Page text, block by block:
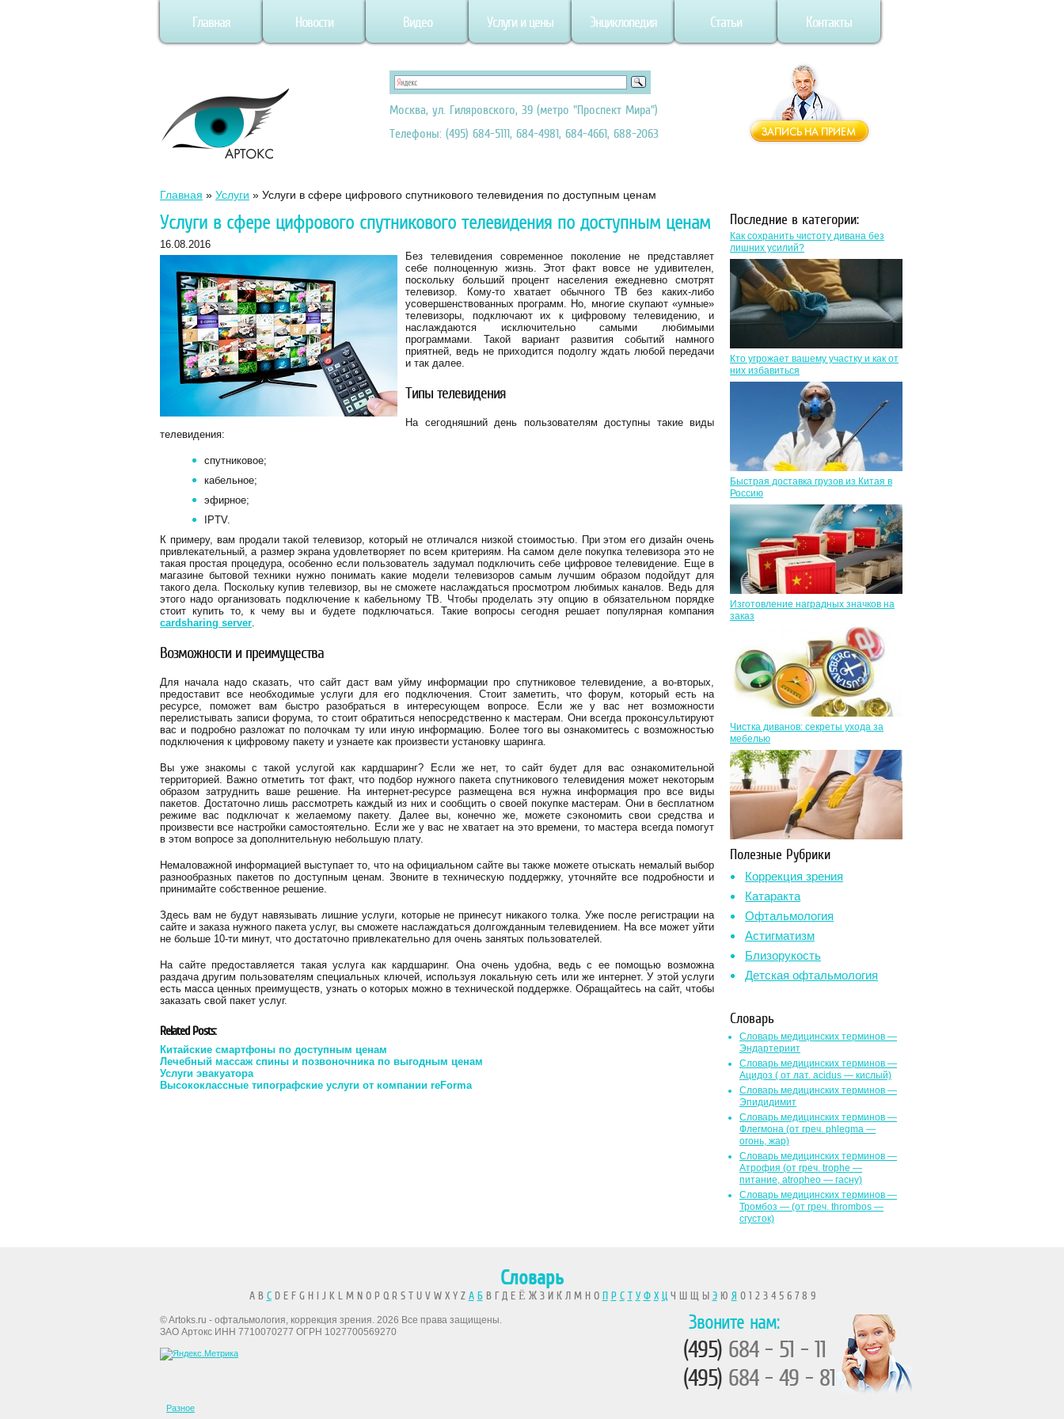
Главная Новости Видео Услуги и цены Энциклопедия Статьи Контакты
Москва, ул. Гиляровского, 39 (метро "Проспект Мира")
Телефоны: (495) 684-5111, 684-4981, 684-4661, 688-2063
Главная » Услуги » Услуги в сфере цифрового спутникового телевидения по доступным ценам
Услуги в сфере цифрового спутникового телевидения по доступным ценам
16.08.2016
Без телевидения современное поколение не представляет
себе полноценную жизнь. Этот факт вовсе не удивителен,
поскольку больший процент населения ежедневно смотрят
телевизор. Кому-то хватает обычного ТВ без каких-либо
усовершенствованных программ. Но, многие скупают «умные»
телевизоры, подключают их к цифровому телевидению, и
наслаждаются исключительно самыми любимыми
программами. Такой вариант развития событий намного
приятней, ведь не приходится подолгу ждать любой передачи
и так далее.
Типы телевидения
На сегодняшний день пользователям доступны такие виды
телевидения:
спутниковое;
кабельное;
эфирное;
IPTV.
К примеру, вам продали такой телевизор, который не отличался низкой стоимостью. При этом его дизайн очень
привлекательный, а размер экрана удовлетворяет по всем критериям. На самом деле покупка телевизора это не
такая простая процедура, особенно если пользователь задумал подключить себе цифровое телевидение. Еще в
магазине бытовой техники нужно понимать какие модели телевизоров самым лучшим образом подойдут для
такого дела. Поскольку купив телевизор, вы не сможете наслаждаться просмотром любимых каналов. Ведь для
этого надо организовать подключение к кабельному ТВ. Чтобы проделать эту опцию в обязательном порядке
стоит купить то, к чему вы и будете подключаться. Такие вопросы сегодня решает популярная компания
cardsharing server.
Возможности и преимущества
Для начала надо сказать, что сайт даст вам уйму информации про спутниковое телевидение, а во-вторых,
предоставит все необходимые услуги для его подключения. Стоит заметить, что форум, который есть на
ресурсе, поможет вам быстро разобраться в интересующем вопросе. Если же у вас нет возможности
перелистывать записи форума, то стоит обратиться непосредственно к мастерам. Они всегда проконсультируют
вас и подробно разложат по полочкам ту или иную информацию. Более того вы ознакомитесь с возможностью
подключения к цифровому пакету и узнаете как произвести установку шаринга.
Вы уже знакомы с такой услугой как кардшаринг? Если же нет, то сайт будет для вас ознакомительной
территорией. Важно отметить тот факт, что подбор нужного пакета спутникового телевидения может некоторым
образом затруднить ваше решение. На интернет-ресурсе размещена вся нужна информация про все виды
пакетов. Достаточно лишь рассмотреть каждый из них и сообщить о своей покупке мастерам. Они в бесплатном
режиме вас подключат к желаемому пакету. Далее вы, конечно же, можете сэкономить свои средства и
произвести все настройки самостоятельно. Если же у вас не хватает на это времени, то мастера всегда помогут
в этом вопросе за дополнительную небольшую плату.
Немаловажной информацией выступает то, что на официальном сайте вы также можете отыскать немалый выбор
разнообразных пакетов по доступным ценам. Звоните в техническую поддержку, уточняйте все подробности и
принимайте собственное решение.
Здесь вам не будут навязывать лишние услуги, которые не принесут никакого толка. Уже после регистрации на
сайте и заказа нужного пакета услуг, вы сможете наслаждаться долгожданным телевидением. На все может уйти
не больше 10-ти минут, что достаточно привлекательно для очень занятых пользователей.
На сайте предоставляется такая услуга как кардшаринг. Она очень удобна, ведь с ее помощью возможна
раздача другим пользователям специальных ключей, используя локальную сеть или же интернет. У этой услуги
есть масса ценных преимуществ, узнать о которых можно в технической поддержке. Обращайтесь на сайт, чтобы
заказать свой пакет услуг.
Related Posts:
Китайские смартфоны по доступным ценам
Лечебный массаж спины и позвоночника по выгодным ценам
Услуги эвакуатора
Высококлассные типографские услуги от компании reForma
Последние в категории:
Как сохранить чистоту дивана без
лишних усилий?
Кто угрожает вашему участку и как от
них избавиться
Быстрая доставка грузов из Китая в
Россию
Изготовление наградных значков на
заказ
Чистка диванов: секреты ухода за
мебелью
Полезные Рубрики
Коррекция зрения
Катаракта
Офтальмология
Астигматизм
Близорукость
Детская офтальмология
Словарь
Словарь медицинских терминов —
Эндартериит
Словарь медицинских терминов —
Ацидоз ( от лат. асidus — кислый)
Словарь медицинских терминов —
Эпидидимит
Словарь медицинских терминов —
Флегмона (от гpeч. phlegma —
огонь, жар)
Словарь медицинских терминов —
Атрофия (от греч. trophe —
питание, atropheo — гасну)
Словарь медицинских терминов —
Тромбоз — (от греч. thrombos —
сгусток)
Словарь
A B CD E F G H I J K L M N O P Q R S T U V W X Y Z А БВ Г Д Е Ё Ж З И К Л М Н О П Р С Т У Ф Х ЦЧ Ш Щ Ы ЭЮ Я 0 1 2 3 4 5 6 7 8 9
© Artoks.ru - офтальмология, коррекция зрения. 2026 Все права защищены.
ЗАО Артокс ИНН 7710070277 ОГРН 1027700569270
Звоните нам:
(495) 684 - 51 - 11
(495) 684 - 49 - 81
Разное